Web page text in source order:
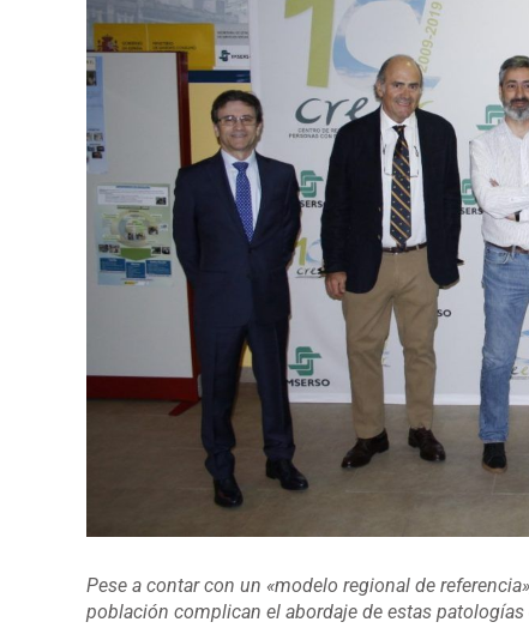
Pese a contar con un «modelo regional de
población complican el abordaje de estas patologías